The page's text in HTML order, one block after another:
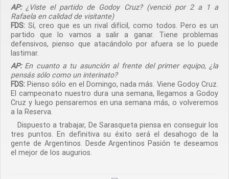
AP:¿Viste el partido de Godoy Cruz? (venció por 2 a 1 a
Rafaela en calidad de visitante)
FDS: Sí, creo que es un rival difícil, como todos. Pero es un
partido que lo vamos a salir a ganar. Tiene problemas
defensivos, pienso que atacándolo por afuera se lo puede
lastimar.
AP:En cuanto a tu asunción al frente del primer equipo, ¿la
pensás sólo como un interinato?
FDS: Pienso sólo en el Domingo, nada más. Viene Godoy Cruz.
El campeonato nuestro dura una semana, llegamos a Godoy
Cruz y luego pensaremos en una semana más, o volveremos
a la Reserva.
Dispuesto a trabajar, De Sarasqueta piensa en conseguir los
tres puntos. En definitiva su éxito será el desahogo de la
gente de Argentinos. Desde Argentinos Pasión te deseamos
el mejor de los augurios.